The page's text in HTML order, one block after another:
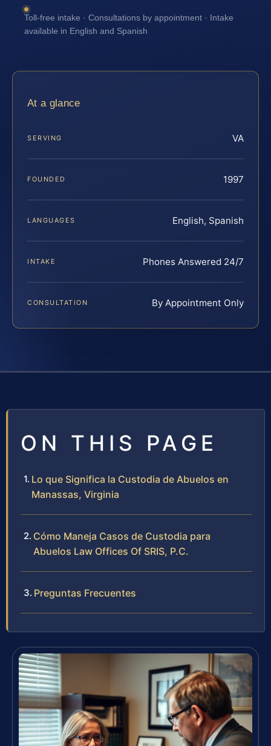
Toll-free intake · Consultations by appointment · Intake
available in English and Spanish
At a glance
SERVING VA
FOUNDED 1997
LANGUAGES English, Spanish
INTAKE Phones Answered 24/7
CONSULTATION By Appointment Only
ON THIS PAGE
Lo que Significa la Custodia de Abuelos en
Manassas, Virginia
Cómo Maneja Casos de Custodia para
Abuelos Law Offices Of SRIS, P.C.
Preguntas Frecuentes